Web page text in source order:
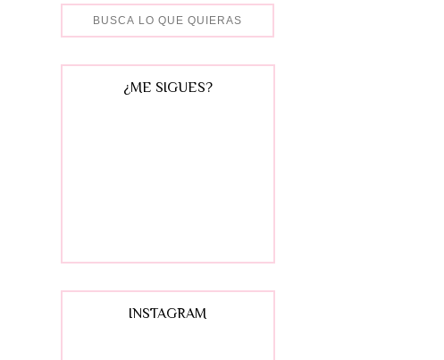
¿ME SIGUES?
INSTAGRAM